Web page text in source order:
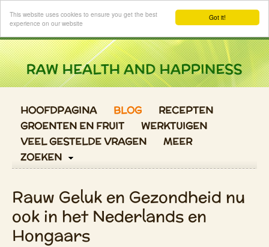
Got it!
This website uses cookies to ensure you get the best
experience on our website
HOOFDPAGINA BLOG
RECEPTEN
GROENTEN EN FRUIT
WERKTUIGEN
VEEL GESTELDE VRAGEN
MEER
ZOEKEN
Rauw Geluk en Gezondheid nu
ook in het Nederlands en
Hongaars